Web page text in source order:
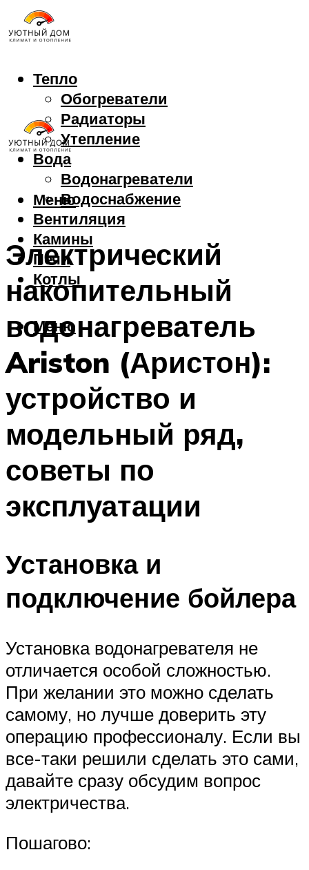
Тепло
Обогреватели
Радиаторы
Утепление
Вода
Водонагреватели
Водоснабжение
Вентиляция
Камины
Печи
Котлы
Меню
Меню
Электрический
накопительный
водонагреватель
Ariston (Аристон):
устройство и
модельный ряд,
советы по
эксплуатации
Установка и
подключение бойлера
Установка водонагревателя не
отличается особой сложностью.
При желании это можно сделать
самому, но лучше доверить эту
операцию профессионалу. Если вы
все-таки решили сделать это сами,
давайте сразу обсудим вопрос
электричества.
Пошагово: